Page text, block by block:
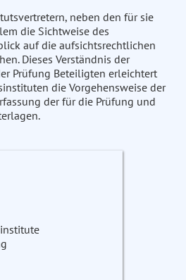
neben den für sie
die Sichtweise des
auf die aufsichtsrechtlichen
Dieses Verständnis der
Prüfung Beteiligten erleichtert
die Vorgehensweise der
der für die Prüfung und